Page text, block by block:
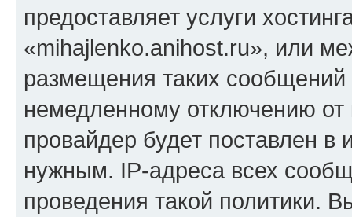
предоставляет услуги
«mihajlenko.anihost.ru», или
размещения таких
немедленному отключению
провайдер будет поставлен в
нужным. IP-адреса всех
проведения такой политики.